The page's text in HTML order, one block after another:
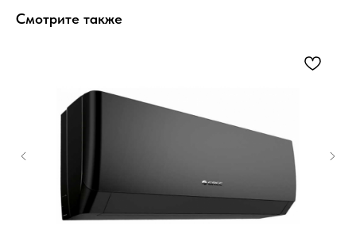
Смотрите также